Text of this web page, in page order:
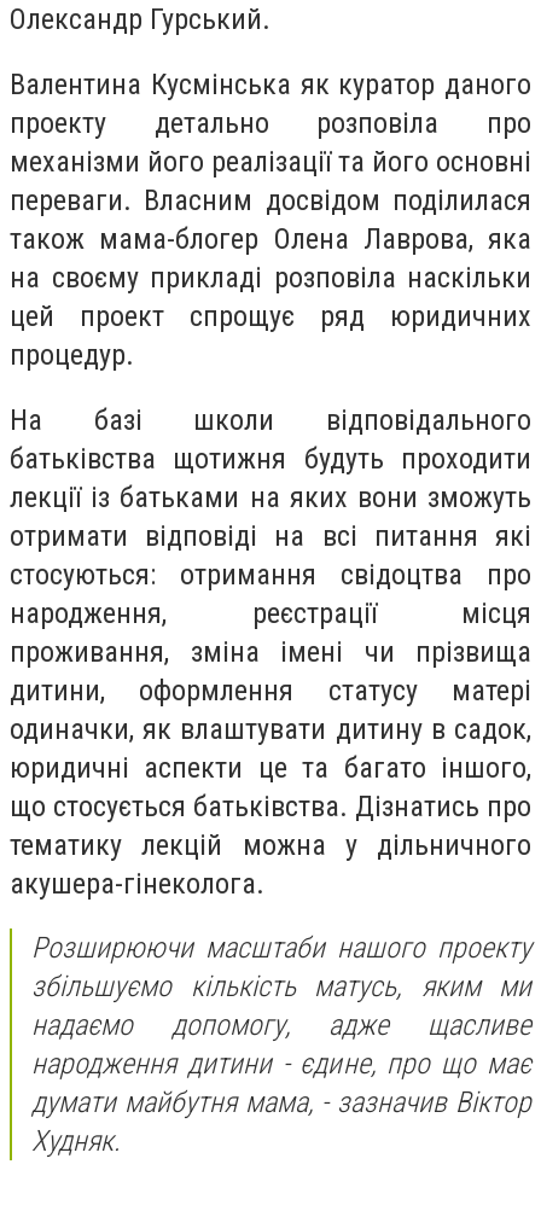
Олександр Гурський.
Валентина Кусмінська як куратор даного
проекту детально розповіла про
механізми його реалізації та його основні
переваги. Власним досвідом поділилася
також мама-блогер Олена Лаврова, яка
на своєму прикладі розповіла наскільки
цей проект спрощує ряд юридичних
процедур.
На базі школи відповідального
батьківства щотижня будуть проходити
лекції із батьками на яких вони зможуть
отримати відповіді на всі питання які
стосуються: отримання свідоцтва про
народження, реєстрації місця
проживання, зміна імені чи прізвища
дитини, оформлення статусу матері
одиначки, як влаштувати дитину в садок,
юридичні аспекти це та багато іншого,
що стосується батьківства. Дізнатись про
тематику лекцій можна у дільничного
акушера-гінеколога.
Розширюючи масштаби нашого проекту
збільшуємо кількість матусь, яким ми
надаємо допомогу, адже щасливе
народження дитини - єдине, про що має
думати майбутня мама, - зазначив Віктор
Худняк.